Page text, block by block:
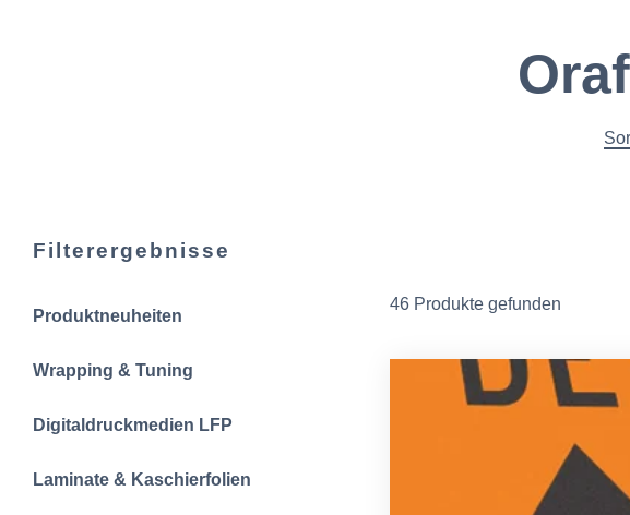
Filterergebnisse
Produktneuheiten
Wrapping & Tuning
Digitaldruckmedien LFP
Laminate & Kaschierfolien
46 Produkte gefunden